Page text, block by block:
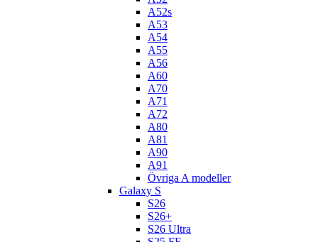
A52s
A53
A54
A55
A56
A60
A70
A71
A72
A80
A81
A90
A91
Övriga A modeller
Galaxy S
S26
S26+
S26 Ultra